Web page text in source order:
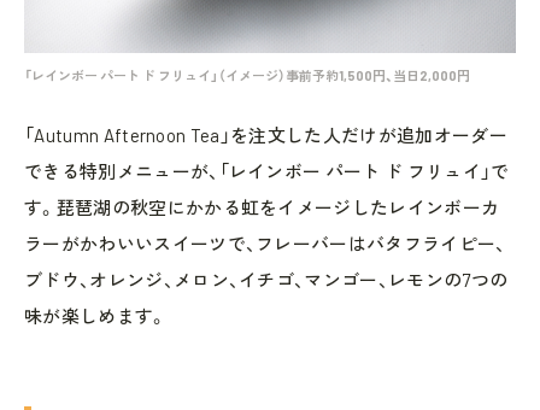
「レインボー パート ド フリュイ」（イメージ）事前予約1,500円、当日2,000円
「Autumn Afternoon Tea」を注文した人だけが追加オーダー
できる特別メニューが、「レインボー パート ド フリュイ」で
す。琵琶湖の秋空にかかる虹をイメージしたレインボーカ
ラーがかわいいスイーツで、フレーバーはバタフライピー、
ブドウ、オレンジ、メロン、イチゴ、マンゴー、レモンの7つの
味が楽しめます。